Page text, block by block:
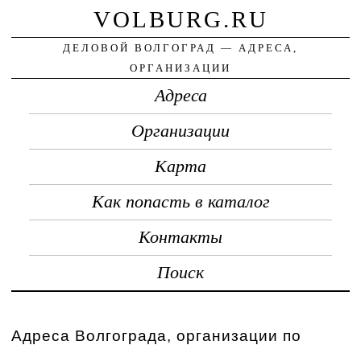
VOLBURG.RU
ДЕЛОВОЙ ВОЛГОГРАД — АДРЕСА,
ОРГАНИЗАЦИИ
Адреса
Организации
Карта
Как попасть в каталог
Контакты
Поиск
Адреса Волгограда, организации по